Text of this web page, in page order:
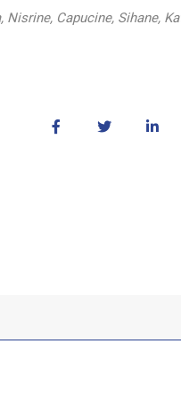
Nisrine, Capucine, Sihane,